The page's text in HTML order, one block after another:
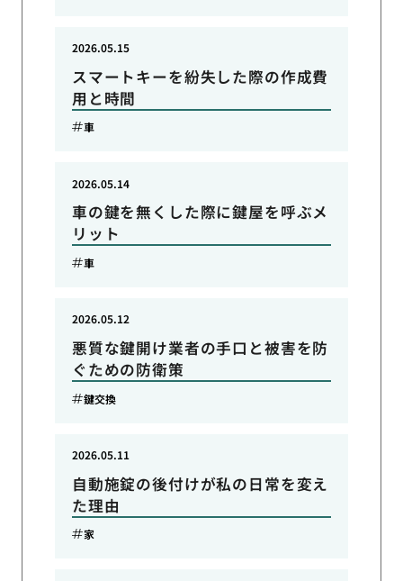
スマートキーを紛失した際の作成費
用と時間
2026.05.15
車
車の鍵を無くした際に鍵屋を呼ぶメ
リット
2026.05.14
車
悪質な鍵開け業者の手口と被害を防
ぐための防衛策
2026.05.12
鍵交換
自動施錠の後付けが私の日常を変え
た理由
2026.05.11
家